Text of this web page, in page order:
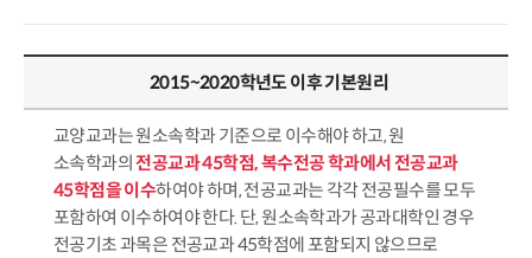
2015~2020학년도 이후 기본원리
교양교과는 원소속학과 기준으로 이수해야 하고, 원
소속학과의전공교과 45학점, 복수전공 학과에서 전공교과
45학점을 이수하여야 하며, 전공교과는 각각 전공필수를 모두
포함하여 이수하여야 한다. 단, 원소속학과가 공과대학인 경우
전공기초 과목은 전공교과 45학점에 포함되지 않으므로